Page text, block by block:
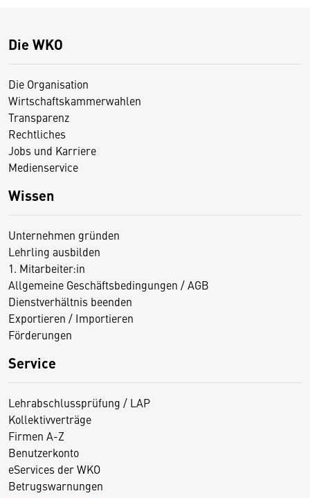
Die WKO
Die Organisation
Wirtschaftskammerwahlen
Transparenz
Rechtliches
Jobs und Karriere
Medienservice
Wissen
Unternehmen gründen
Lehrling ausbilden
1. Mitarbeiter:in
Allgemeine Geschäftsbedingungen / AGB
Dienstverhältnis beenden
Exportieren / Importieren
Förderungen
Service
Lehrabschlussprüfung / LAP
Kollektivverträge
Firmen A-Z
Benutzerkonto
eServices der WKO
Betrugswarnungen